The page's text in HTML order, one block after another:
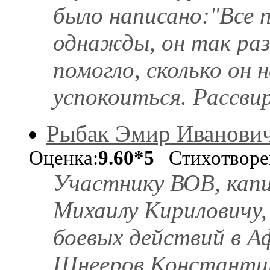
было написано:"Все
однажды, он так
помогло, сколько он
успокоиться.
Рыбак Эмир
Оценка:9.60*5
Участнику ВОВ,
Михаилу
боевых действий в
Шнееров